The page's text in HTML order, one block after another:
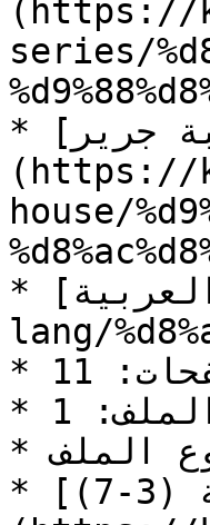
(https://
series/
* دار النشر: [مكتبة جرير]
(https://
house/
* اللغة: [العربية](https://kidzzstory.com/story-
lang/
* عدد الصفحات: 11
* حجم الملف: 1 MB
* نوع الملف: PDF
* التصنيف: [قصص أطفال الروضة (3-7)]